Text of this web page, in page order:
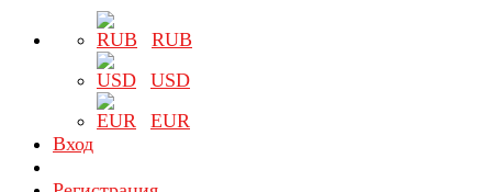
RUB
USD
EUR
Вход